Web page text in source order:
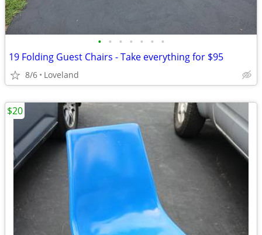
• • • • • • •
19 Folding Guest Chairs - Take everything for $95
8/6 Loveland
$20